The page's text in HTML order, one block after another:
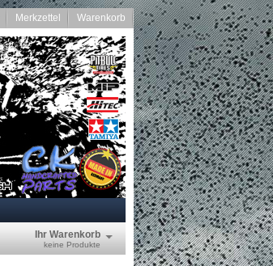
Merkzettel Warenkorb
Ihr Warenkorb
keine Produkte